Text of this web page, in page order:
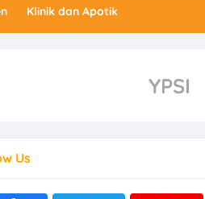
Klinik dan Apotik
YPSI
Us